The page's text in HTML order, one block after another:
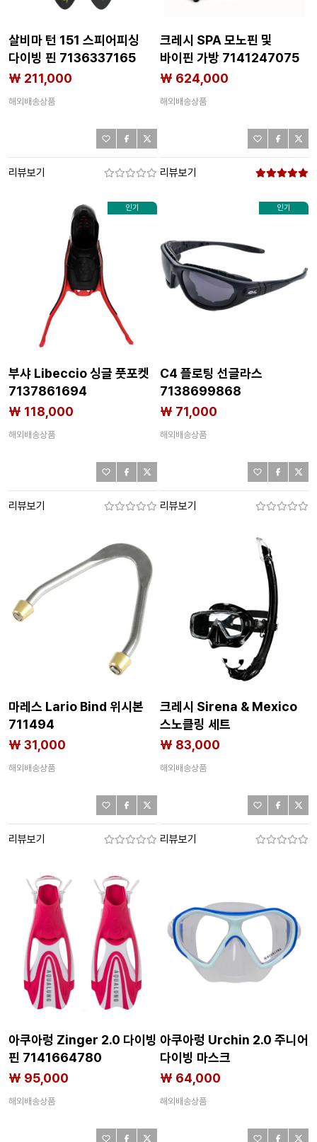
살비마 턴 151 스피어피싱
다이빙 핀 7136337165
₩ 211,000
해외배송상품
리뷰보기
크레시 SPA 모노핀 및
바이핀 가방 7141247075
₩ 624,000
해외배송상품
리뷰보기
인기
부샤 Libeccio 싱글 풋포켓
7137861694
₩ 118,000
해외배송상품
리뷰보기
인기
C4 플로팅 선글라스
7138699868
₩ 71,000
해외배송상품
리뷰보기
마레스 Lario Bind 위시본
711494
₩ 31,000
해외배송상품
리뷰보기
크레시 Sirena & Mexico
스노클링 세트
7143403533
₩ 83,000
해외배송상품
리뷰보기
아쿠아렁 Zinger 2.0 다이빙
핀 7141664780
₩ 95,000
해외배송상품
아쿠아렁 Urchin 2.0 주니어
다이빙 마스크
7141664774
₩ 64,000
해외배송상품